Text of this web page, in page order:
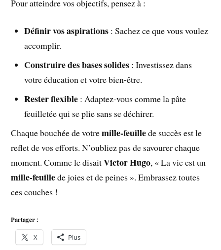
Pour atteindre vos objectifs, pensez à :
Définir vos aspirations : Sachez ce que vous voulez
accomplir.
Construire des bases solides : Investissez dans
votre éducation et votre bien-être.
Rester flexible : Adaptez-vous comme la pâte
feuilletée qui se plie sans se déchirer.
Chaque bouchée de votremille-feuillede succès est le
reflet de vos efforts. N’oubliez pas de savourer chaque
moment. Comme le disaitVictor Hugo, « La vie est un
mille-feuillede joies et de peines ». Embrassez toutes
ces couches !
Partager :
X Plus